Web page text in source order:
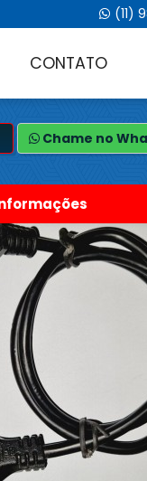
(11)
CONTATO
Chame no